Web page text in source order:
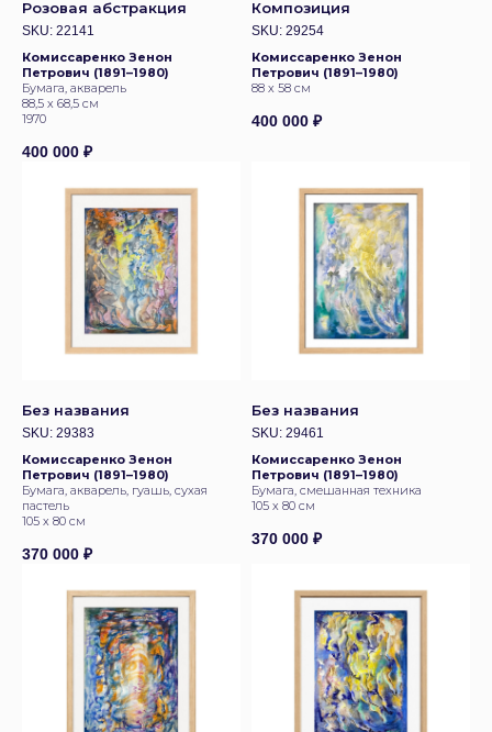
Розовая абстракция
SKU: 22141
Комиссаренко Зенон
Петрович (1891–1980)
Бумага, акварель
88,5 х 68,5 см
1970
400 000 ₽
Композиция
SKU: 29254
Комиссаренко Зенон
Петрович (1891–1980)
88 х 58 см
400 000 ₽
Без названия
SKU: 29383
Комиссаренко Зенон
Петрович (1891–1980)
Бумага, акварель, гуашь, сухая
пастель
105 х 80 см
370 000 ₽
Без названия
SKU: 29461
Комиссаренко Зенон
Петрович (1891–1980)
Бумага, смешанная техника
105 х 80 см
370 000 ₽